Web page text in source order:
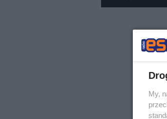
My,